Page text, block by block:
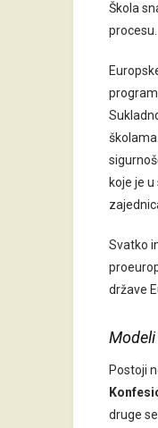
Škola
procesu.
koje je
Svatko
države
Postoji
druge